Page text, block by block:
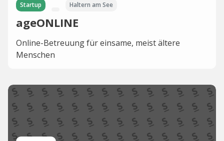
Startup Haltern am See
ageONLINE
Online-Betreuung für einsame, meist ältere
Menschen